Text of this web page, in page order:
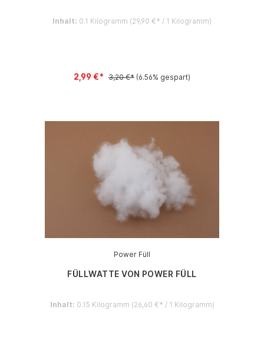
Inhalt: 0.1 Kilogramm (29,90 €* / 1 Kilogramm)
2,99 €* 3,20 €* (6.56% gespart)
Power Füll
FÜLLWATTE VON POWER FÜLL
Inhalt: 0.15 Kilogramm (26,60 €* / 1 Kilogramm)